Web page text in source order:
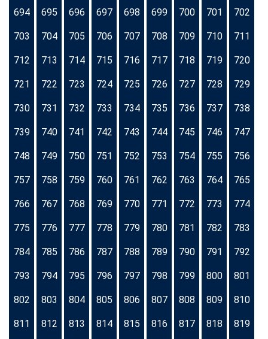
694 695 696 697 698 699 700 701 702
703 704 705 706 707 708 709 710 711
712 713 714 715 716 717 718 719 720
721 722 723 724 725 726 727 728 729
730 731 732 733 734 735 736 737 738
739 740 741 742 743 744 745 746 747
748 749 750 751 752 753 754 755 756
757 758 759 760 761 762 763 764 765
766 767 768 769 770 771 772 773 774
775 776 777 778 779 780 781 782 783
784 785 786 787 788 789 790 791 792
793 794 795 796 797 798 799 800 801
802 803 804 805 806 807 808 809 810
811 812 813 814 815 816 817 818 819